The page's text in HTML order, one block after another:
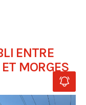
ENTRE
MORGES